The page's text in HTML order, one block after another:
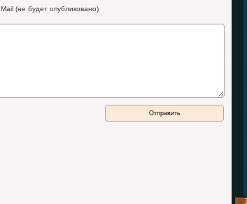
Mail (не будет опубликовано)